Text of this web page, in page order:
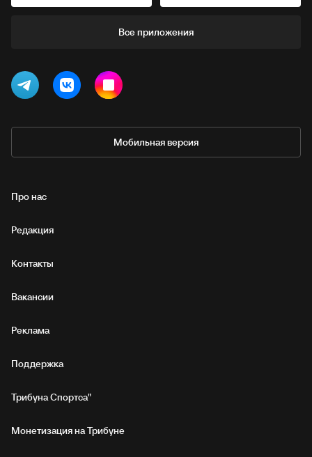
Все приложения
Мобильная версия
Про нас
Редакция
Контакты
Вакансии
Реклама
Поддержка
Трибуна Спортса"
Монетизация на Трибуне